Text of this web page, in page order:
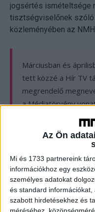
Az Ön
Mi és 1733 partnereink
információkhoz egy
személyes adatokat
és standard
szabott hirdetésekhez és
jogsértés ismételtsége
tisztségviselőnek
közleményében az
Márciusban és
tett közzé a Hír TV
megrendelő
a Médiatörvény
2022” című
országgyűlési
buzdítottak, azaz
hívták fel a
sérült súlyosan
nevesítették annak
ezért csak
televízió